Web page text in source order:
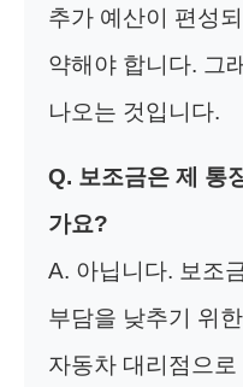
추가 예산이 편성
약해야 합니다. 그
나오는 것입니다.
Q. 보조금은 제 통
가요?
A. 아닙니다. 보조
부담을 낮추기 위
자동차 대리점으